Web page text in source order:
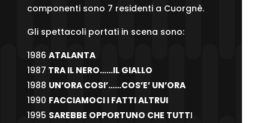
componenti sono 7 residenti a Cuorgnè.
Gli spettacoli portati in scena sono:
1986 ATALANTA
1987 TRA IL NERO……IL GIALLO
1988 UN’ORA COSI’……COS’E’ UN’ORA
1990 FACCIAMOCI I FATTI ALTRUI
1995 SAREBBE OPPORTUNO CHE TUTTI